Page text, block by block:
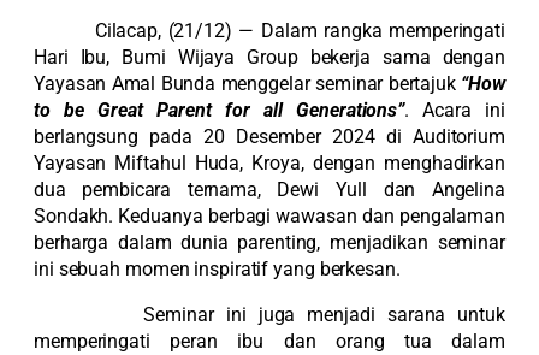
Cilacap, (21/12) — Dalam rangka memperingati
Hari Ibu, Bumi Wijaya Group bekerja sama dengan
Yayasan Amal Bunda menggelar seminar bertajuk “How
to be Great Parent for all Generations”. Acara ini
berlangsung pada 20 Desember 2024 di Auditorium
Yayasan Miftahul Huda, Kroya, dengan menghadirkan
dua pembicara ternama, Dewi Yull dan Angelina
Sondakh. Keduanya berbagi wawasan dan pengalaman
berharga dalam dunia parenting, menjadikan seminar
ini sebuah momen inspiratif yang berkesan.
Seminar ini juga menjadi sarana untuk
memperingati peran ibu dan orang tua dalam